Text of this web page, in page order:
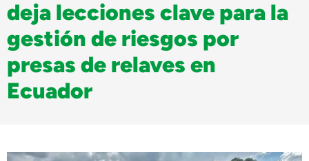
deja lecciones clave para la
gestión de riesgos por
presas de relaves en
Ecuador